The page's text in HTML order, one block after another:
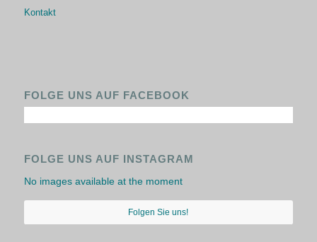
Kontakt
FOLGE UNS AUF FACEBOOK
FOLGE UNS AUF INSTAGRAM
No images available at the moment
Folgen Sie uns!